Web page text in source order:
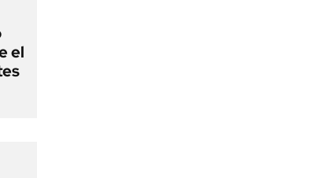
el